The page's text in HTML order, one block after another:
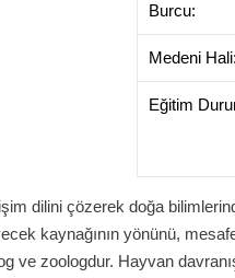
Burcu:
Medeni Hali:
Eğitim
dilini çözerek doğa
kaynağının yönünü,
ve zoologdur. Hayvan